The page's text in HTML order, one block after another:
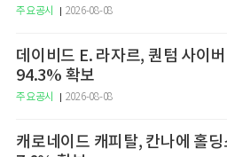
주요공시 2026-08-08
데이비드 E. 라자르, 퀀텀 사이
94.3% 확보
주요공시 2026-08-08
캐로네이드 캐피탈, 칸나에 홀딩